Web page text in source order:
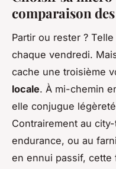
comparaison
Partir ou rester ?
chaque vendredi.
cache une troisième
locale. À mi-chemin
elle conjugue
Contrairement au
endurance, ou au
en ennui passif, cette